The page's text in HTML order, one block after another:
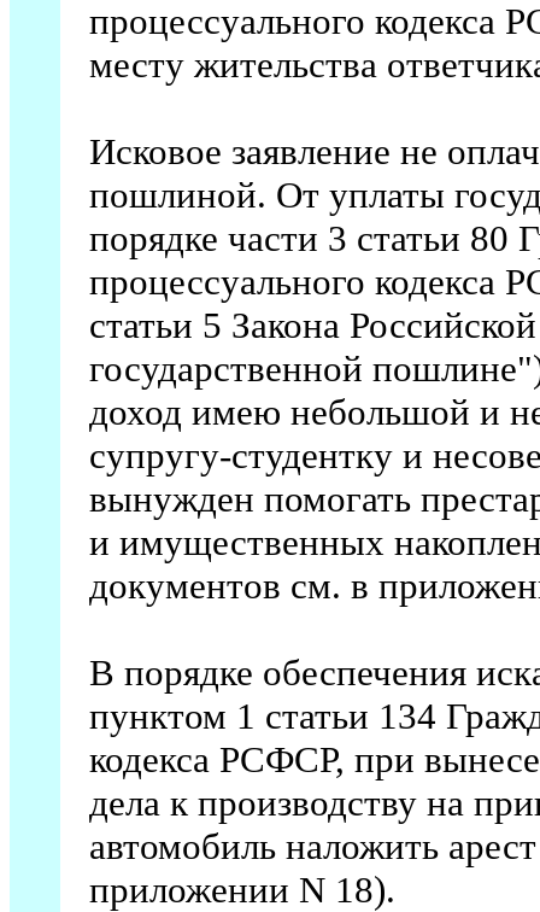
процессуального кодекса
месту жительства
Исковое заявление не
пошлиной. От уплаты
порядке части 3 статьи 80
процессуального кодекса
статьи 5 Закона
государственной
доход имею небольшой и
супругу-студентку и
вынужден помогать
и имущественных
документов см. в
В порядке обеспечения
пунктом 1 статьи 134
кодекса РСФСР, при
дела к производству на
автомобиль наложить
приложении N 18).